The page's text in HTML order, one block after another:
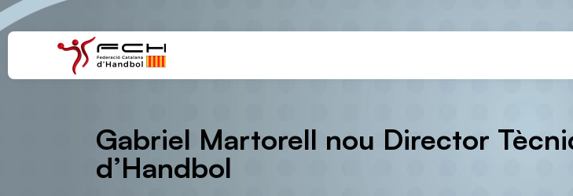
Gabriel Martorell nou Director
d’Handbol